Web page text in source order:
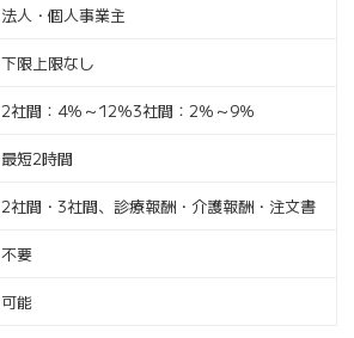
法人・個人事業主
下限上限なし
2社間：4％～12％3社間：2％～9％
最短2時間
2社間・3社間、診療報酬・介護報酬・注文書
不要
可能